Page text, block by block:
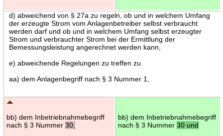
d) abweichend von § 27a zu regeln, ob und in welchem Umfang
der erzeugte Strom vom Anlagenbetreiber selbst verbraucht
werden darf und ob und in welchem Umfang selbst erzeugter
Strom und verbrauchter Strom bei der Ermittlung der
Bemessungsleistung angerechnet werden kann,
e) abweichende Regelungen zu treffen zu
aa) dem Anlagenbegriff nach § 3 Nummer 1,
bb) dem Inbetriebnahmebegriff
nach § 3 Nummer 30,
bb) dem Inbetriebnahmebegriff
nach § 3 Nummer 30 und